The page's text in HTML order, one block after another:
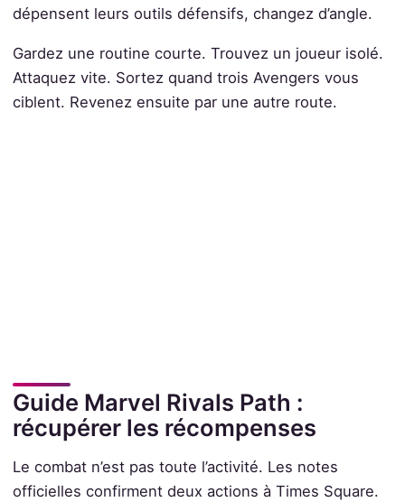
dépensent leurs outils défensifs, changez d’angle.
Gardez une routine courte. Trouvez un joueur isolé.
Attaquez vite. Sortez quand trois Avengers vous
ciblent. Revenez ensuite par une autre route.
Guide Marvel Rivals Path :
récupérer les récompenses
Le combat n’est pas toute l’activité. Les notes
officielles confirment deux actions à Times Square.